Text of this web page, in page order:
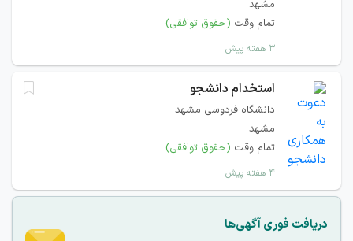
مشهد
تمام وقت (حقوق توافقی)
۳ هفته پیش
استخدام دانشجو
دانشگاه فردوسی مشهد
مشهد
تمام وقت (حقوق توافقی)
۴ هفته پیش
دریافت فوری آگهی‌ها